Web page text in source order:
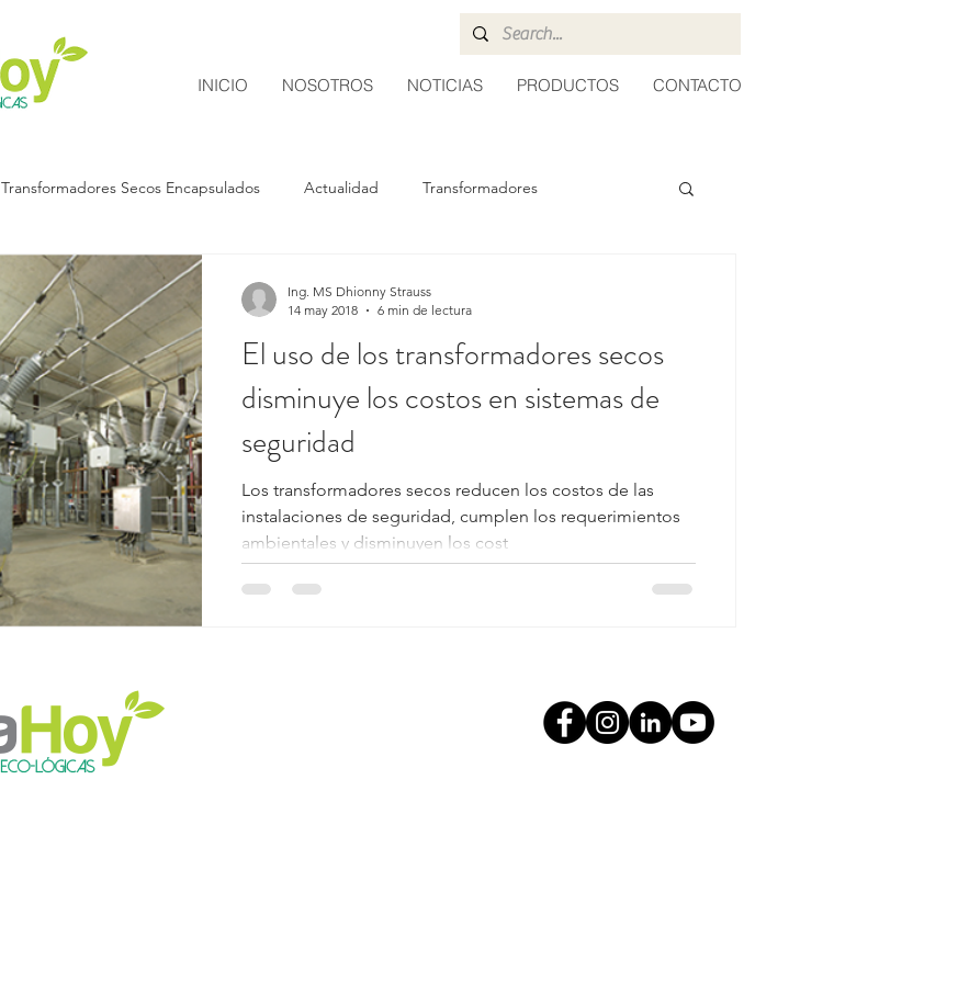
INICIO NOSOTROS NOTICIAS PRODUCTOS CONTACTO
Transformadores Secos Encapsulados Actualidad Transformadores
El uso de los transformadores secos
disminuye los costos en sistemas de
seguridad
Los transformadores secos reducen los costos de las
instalaciones de seguridad, cumplen los requerimientos
ambientales y disminuyen los cost
Ing. MS Dhionny Strauss
14 may 2018
6 min de lectura